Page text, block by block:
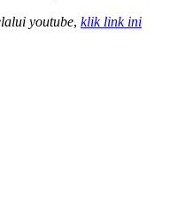
youtube, klik link ini